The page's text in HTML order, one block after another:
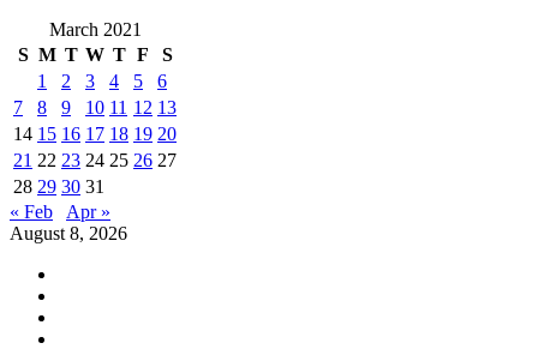
March 2021
S M T W T F
S
1
2 3 4 5
6
7
8 9 10 11 12 13
14 15 16 17 18 19 20
21 22 23 24 25 26 27
28 29 30 31
« Feb
Apr »
August 8, 2026